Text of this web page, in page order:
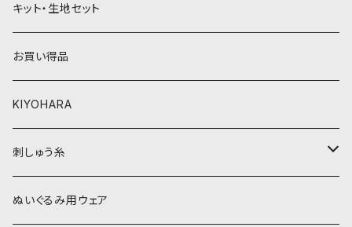
ベージュ・ブラウン系
黄色・クリーム系
ベージュ・ブラウン系
キット・生地セット
お買い得品
KIYOHARA
刺しゅう糸
COSMO 25番刺しゅう糸
ぬいぐるみ用ウェア